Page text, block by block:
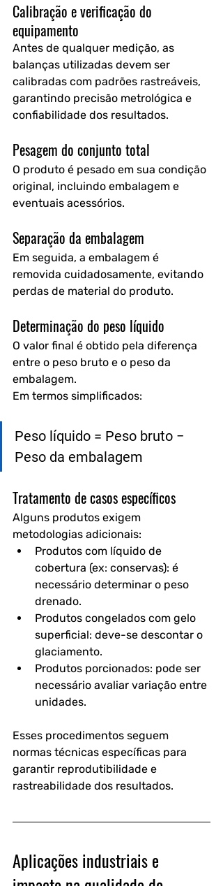
Calibração e verificação do
equipamento
Antes de qualquer medição, as
balanças utilizadas devem ser
calibradas com padrões rastreáveis,
garantindo precisão metrológica e
confiabilidade dos resultados.
Pesagem do conjunto total
O produto é pesado em sua condição
original, incluindo embalagem e
eventuais acessórios.
Separação da embalagem
Em seguida, a embalagem é
removida cuidadosamente, evitando
perdas de material do produto.
Determinação do peso líquido
O valor final é obtido pela diferença
entre o peso bruto e o peso da
embalagem.
Em termos simplificados:
Peso líquido = Peso bruto −
Peso da embalagem
Tratamento de casos específicos
Alguns produtos exigem
metodologias adicionais:
Produtos com líquido de
cobertura (ex: conservas): é
necessário determinar o peso
drenado.
Produtos congelados com gelo
superficial: deve-se descontar o
glaciamento.
Produtos porcionados: pode ser
necessário avaliar variação entre
unidades.
Esses procedimentos seguem
normas técnicas específicas para
garantir reprodutibilidade e
rastreabilidade dos resultados.
Aplicações industriais e